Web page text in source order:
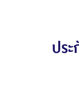
ปร